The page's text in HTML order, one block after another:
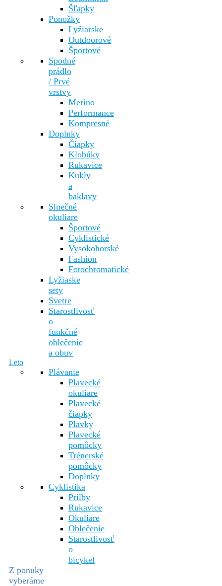
Šľapky
Ponožky
Lyžiarske
Outdoorové
Športové
Spodné
prádlo
/ Prvé
vrstvy
Merino
Performance
Kompresné
Doplnky
Čiapky
Klobúky
Rukavice
Kukly
a
baklavy
Slnečné
okuliare
Športové
Cyklistické
Vysokohorské
Fashion
Fotochromatické
Lyžiaske
sety
Svetre
Starostlivosť
o
funkčné
oblečenie
a obuv
Leto
Plávanie
Plavecké
okuliare
Plavecké
čiapky
Plavky
Plavecké
pomôcky
Trénerské
pomôcky
Doplnky
Cyklistika
Prilby
Rukavice
Okuliare
Oblečenie
Starostlivosť
o
bicykel
Z ponuky
vyberáme